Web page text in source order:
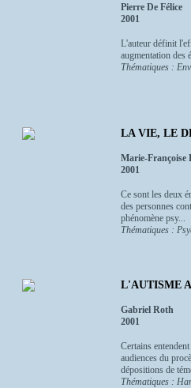
Pierre De Félice
2001
L'auteur définit
augmentation des
Thématiques :
LA VIE, LE
Marie-Françoise
2001
Ce sont les deux
des personnes
phénomène psy...
Thématiques :
L'AUTISME
Gabriel Roth
2001
Certains
audiences du
dépositions de
Thématiques :